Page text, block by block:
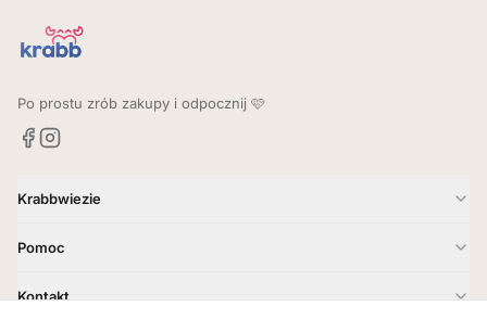
Po prostu zrób zakupy i odpocznij 🩷
Krabbwiezie
Godziny i zasady
Pomoc
Kontakt